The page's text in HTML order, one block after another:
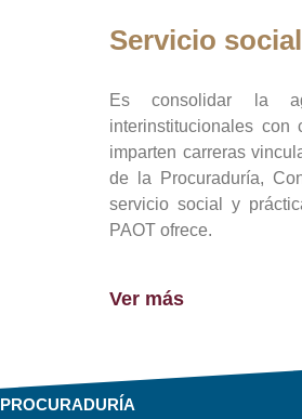
Servicio social
Es consolidar la
interinstitucionales con
imparten carreras
de la Procuraduría,
servicio social y
PAOT ofrece.
Ver más
PROCURADURÍA